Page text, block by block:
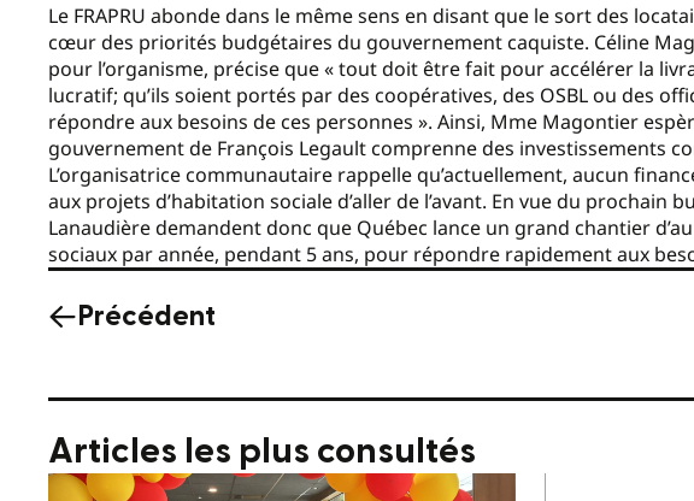
Le FRAPRU abonde dans le même sens en disant que le sort des
cœur des priorités budgétaires du gouvernement caquiste. Céline
pour l’organisme, précise que « tout doit être fait pour accélérer la
lucratif; qu’ils soient portés par des coopératives, des OSBL ou des
répondre aux besoins de ces personnes ». Ainsi, Mme Magontier
gouvernement de François Legault comprenne des investissements
L’organisatrice communautaire rappelle qu’actuellement, aucun
aux projets d’habitation sociale d’aller de l’avant. En vue du prochain
Lanaudière demandent donc que Québec lance un grand chantier
sociaux par année, pendant 5 ans, pour répondre rapidement aux
Précédent
Articles les plus consultés